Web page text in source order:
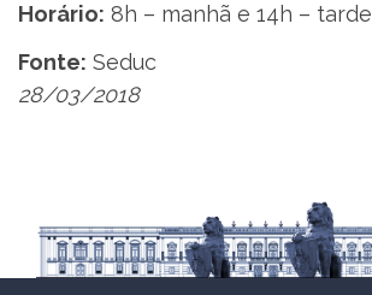
Horário: 8h – manhã e 14h – tarde
Fonte: Seduc
28/03/2018